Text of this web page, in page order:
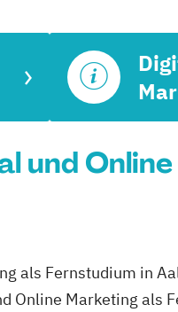
und
als Fernstudium in
Online Marketing als